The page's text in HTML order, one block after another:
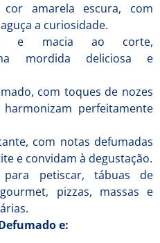
amarela escura, com
a curiosidade.
e macia ao corte,
mordida deliciosa e
com toques de nozes
perfeitamente
com notas defumadas
e convidam à degustação.
petiscar, tábuas de
pizzas, massas e
e: